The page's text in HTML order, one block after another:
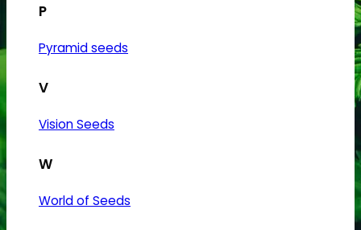
P
Pyramid seeds
V
Vision Seeds
W
World of Seeds